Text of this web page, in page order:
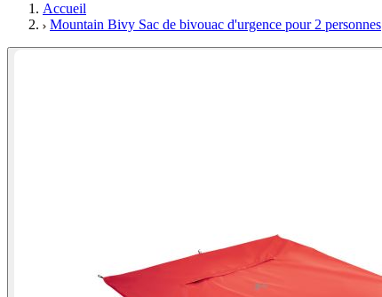
Accueil
Mountain Bivy Sac de bivouac d'urgence pour 2 personnes